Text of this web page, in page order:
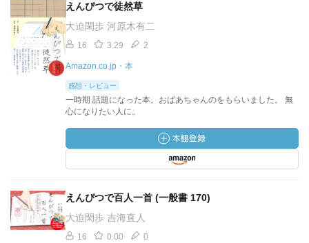
えんぴつで徒然草
大迫閑歩 河原木有二
16 3.29 2
Amazon.co.jp・本
感想・レビュー
一時期 話題になった本。おばあちゃんのをもらいました。 無
心になりたい人に。
えんぴつで百人一首 (一般書 170)
大迫閑歩 吉海直人
16 0.00 0